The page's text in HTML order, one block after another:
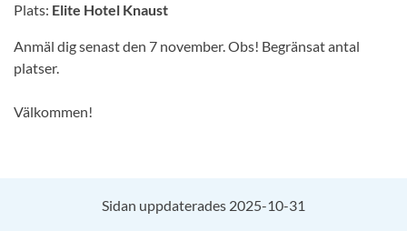
Plats: Elite Hotel Knaust
Anmäl dig senast den 7 november. Obs! Begränsat antal
platser.
Välkommen!
Sidan uppdaterades 2025-10-31